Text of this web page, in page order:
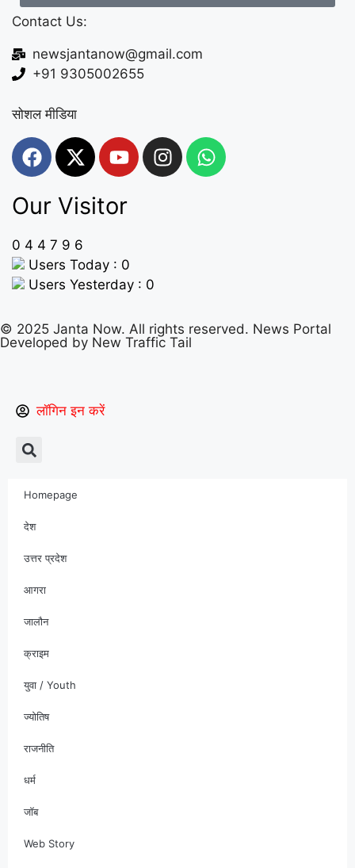
Contact Us:
newsjantanow@gmail.com
+91 9305002655
सोशल मीडिया
Our Visitor
0 4 4 7 9 6
Users Today : 0
Users Yesterday : 0
© 2025 Janta Now. All rights reserved. News Portal
Developed by New Traffic Tail
लॉगिन इन करें
Homepage
देश
उत्तर प्रदेश
आगरा
जालौन
क्राइम
युवा / Youth
ज्योतिष
राजनीति
धर्म
जॉब
Web Story